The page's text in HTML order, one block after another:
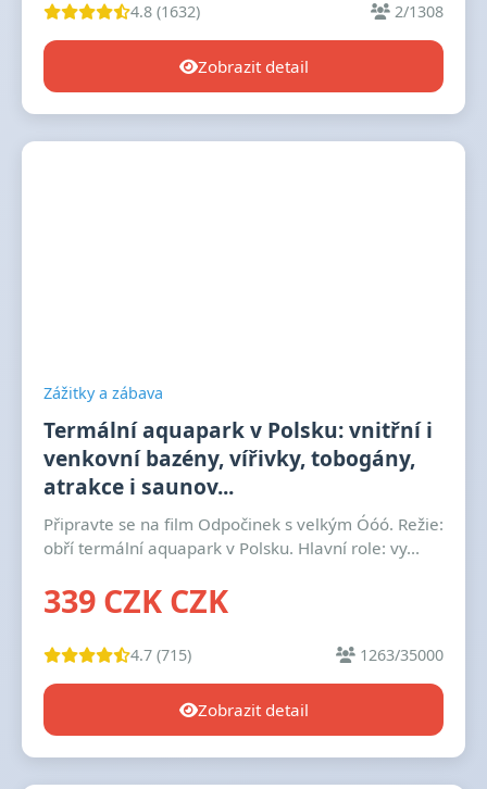
4.8 (1632) 2/1308
Zobrazit detail
Zážitky a zábava
Termální aquapark v Polsku: vnitřní i
venkovní bazény, vířivky, tobogány,
atrakce i saunov...
Připravte se na film Odpočinek s velkým Óóó. Režie:
obří termální aquapark v Polsku. Hlavní role: vy...
339 CZK CZK
4.7 (715) 1263/35000
Zobrazit detail